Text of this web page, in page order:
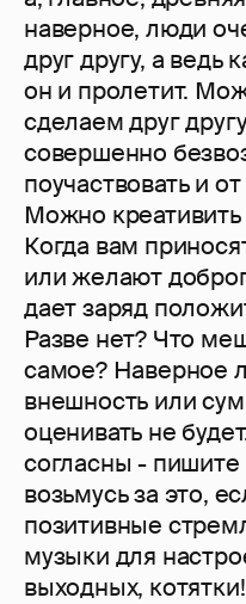
наверное, люди
друг другу, а ведь
он и пролетит.
сделаем друг
совершенно
поучаствовать и
Можно креативить
Когда вам
или желают
дает заряд
Разве нет? Что
самое? Наверное
внешность или
оценивать не
согласны -
возьмусь за это,
позитивные
музыки для
выходных, котятки!